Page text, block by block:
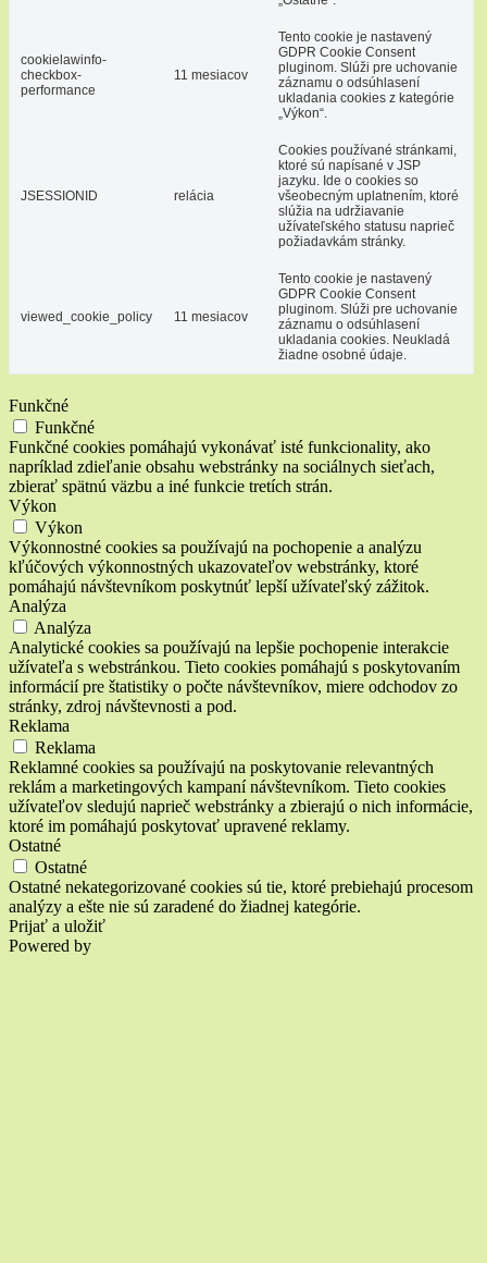
cookielawinfo-
checkbox-
performance
11 mesiacov
Tento cookie je nastavený
GDPR Cookie Consent
pluginom. Slúži pre uchovanie
záznamu o odsúhlasení
ukladania cookies z kategórie
„Výkon“.
JSESSIONID relácia
Cookies používané stránkami,
ktoré sú napísané v JSP
jazyku. Ide o cookies so
všeobecným uplatnením, ktoré
slúžia na udržiavanie
užívateľského statusu naprieč
požiadavkám stránky.
viewed_cookie_policy 11 mesiacov
Tento cookie je nastavený
GDPR Cookie Consent
pluginom. Slúži pre uchovanie
záznamu o odsúhlasení
ukladania cookies. Neukladá
žiadne osobné údaje.
Funkčné
Funkčné
Funkčné cookies pomáhajú vykonávať isté funkcionality, ako
napríklad zdieľanie obsahu webstránky na sociálnych sieťach,
zbierať spätnú väzbu a iné funkcie tretích strán.
Výkon
Výkon
Výkonnostné cookies sa používajú na pochopenie a analýzu
kľúčových výkonnostných ukazovateľov webstránky, ktoré
pomáhajú návštevníkom poskytnúť lepší užívateľský zážitok.
Analýza
Analýza
Analytické cookies sa používajú na lepšie pochopenie interakcie
užívateľa s webstránkou. Tieto cookies pomáhajú s poskytovaním
informácií pre štatistiky o počte návštevníkov, miere odchodov zo
stránky, zdroj návštevnosti a pod.
Reklama
Reklama
Reklamné cookies sa používajú na poskytovanie relevantných
reklám a marketingových kampaní návštevníkom. Tieto cookies
užívateľov sledujú naprieč webstránky a zbierajú o nich informácie,
ktoré im pomáhajú poskytovať upravené reklamy.
Ostatné
Ostatné
Ostatné nekategorizované cookies sú tie, ktoré prebiehajú procesom
analýzy a ešte nie sú zaradené do žiadnej kategórie.
Prijať a uložiť
Powered by